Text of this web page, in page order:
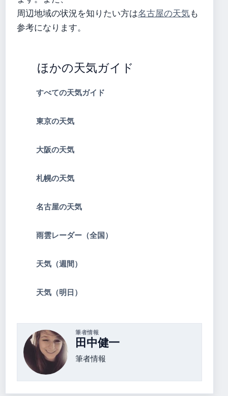
周辺地域の状況を知りたい方は名古屋の天気も
参考になります。
ほかの天気ガイド
すべての天気ガイド
東京の天気
大阪の天気
札幌の天気
名古屋の天気
雨雲レーダー（全国）
天気（週間）
天気（明日）
筆者情報
田中健一
筆者情報